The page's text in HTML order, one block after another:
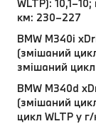
WLTP):
км: 230–227
BMW M340i
(змішаний
змішаний
BMW M340d
(змішаний
цикл WLTP у